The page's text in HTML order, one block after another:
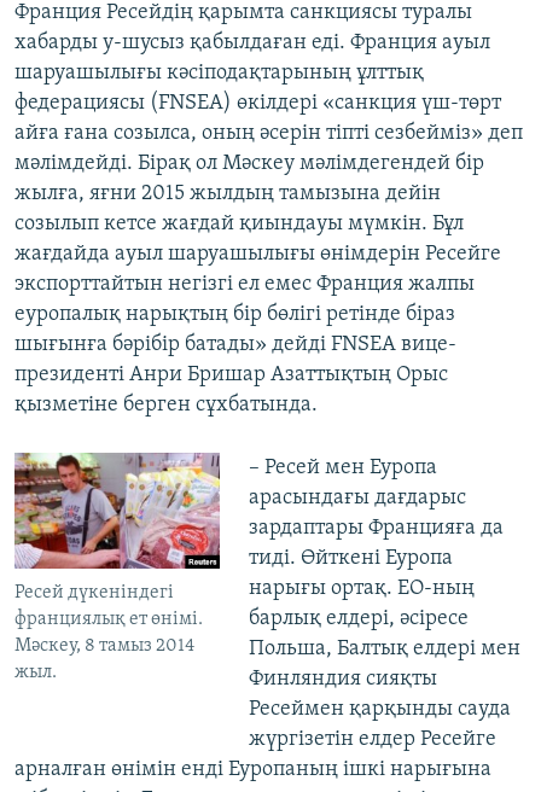
Франция Ресейдің қарымта санкциясы туралы
хабарды у-шусыз қабылдаған еді. Франция ауыл
шаруашылығы кәсіподақтарының ұлттық
федерациясы (FNSEA) өкілдері «санкция үш-төрт
айға ғана созылса, оның әсерін тіпті сезбейміз» деп
мәлімдейді. Бірақ ол Мәскеу мәлімдегендей бір
жылға, яғни 2015 жылдың тамызына дейін
созылып кетсе жағдай қиындауы мүмкін. Бұл
жағдайда ауыл шаруашылығы өнімдерін Ресейге
экспорттайтын негізгі ел емес Франция жалпы
еуропалық нарықтың бір бөлігі ретінде біраз
шығынға бәрібір батады» дейді FNSEA вице-
президенті Анри Бришар Азаттықтың Орыс
қызметіне берген сұхбатында.
Ресей дүкеніндегі
франциялық ет өнімі.
Мәскеу, 8 тамыз 2014
жыл.
– Ресей мен Еуропа
арасындағы дағдарыс
зардаптары Францияға да
тиді. Өйткені Еуропа
нарығы ортақ. ЕО-ның
барлық елдері, әсіресе
Польша, Балтық елдері мен
Финляндия сияқты
Ресеймен қарқынды сауда
жүргізетін елдер Ресейге
арналған өнімін енді Еуропаның ішкі нарығына